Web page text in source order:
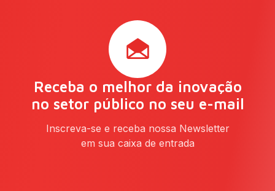
Receba o melhor da inovação
no setor público no seu e-mail
Inscreva-se e receba nossa Newsletter
em sua caixa de entrada